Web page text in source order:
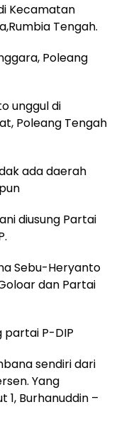
Kecamatan
Tengah.
Poleang
unggul di
Poleang Tengah
ada daerah
diusung Partai
Sebu-Heryanto
dan Partai
partai P-DIP
sendiri dari
Yang
Burhanuddin –